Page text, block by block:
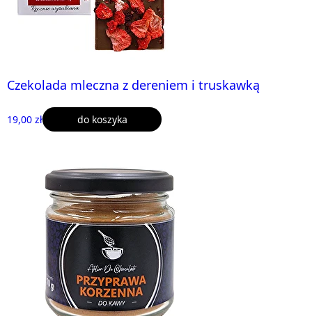
Czekolada mleczna z dereniem i truskawką
19,00 zł do koszyka